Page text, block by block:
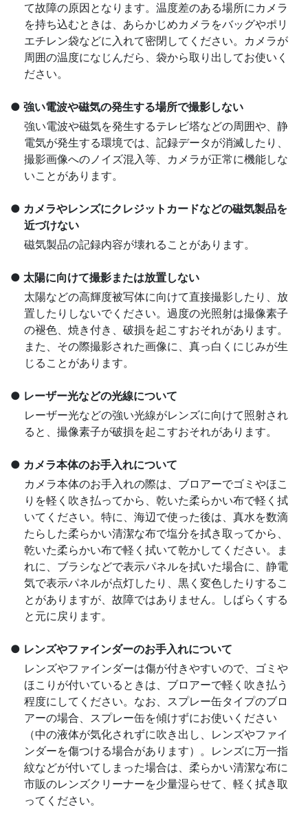
て故障の原因となります。温度差のある場所にカメラ
を持ち込むときは、あらかじめカメラをバッグやポリ
エチレン袋などに入れて密閉してください。カメラが
周囲の温度になじんだら、袋から取り出してお使いく
ださい。
強い電波や磁気の発生する場所で撮影しない
強い電波や磁気を発生するテレビ塔などの周囲や、静
電気が発生する環境では、記録データが消滅したり、
撮影画像へのノイズ混入等、カメラが正常に機能しな
いことがあります。
カメラやレンズにクレジットカードなどの磁気製品を
近づけない
磁気製品の記録内容が壊れることがあります。
太陽に向けて撮影または放置しない
太陽などの高輝度被写体に向けて直接撮影したり、放
置したりしないでください。過度の光照射は撮像素子
の褪色、焼き付き、破損を起こすおそれがあります。
また、その際撮影された画像に、真っ白くにじみが生
じることがあります。
レーザー光などの光線について
レーザー光などの強い光線がレンズに向けて照射され
ると、撮像素子が破損を起こすおそれがあります。
カメラ本体のお手入れについて
カメラ本体のお手入れの際は、ブロアーでゴミやほこ
りを軽く吹き払ってから、乾いた柔らかい布で軽く拭
いてください。特に、海辺で使った後は、真水を数滴
たらした柔らかい清潔な布で塩分を拭き取ってから、
乾いた柔らかい布で軽く拭いて乾かしてください。ま
れに、ブラシなどで表示パネルを拭いた場合に、静電
気で表示パネルが点灯したり、黒く変色したりするこ
とがありますが、故障ではありません。しばらくする
と元に戻ります。
レンズやファインダーのお手入れについて
レンズやファインダーは傷が付きやすいので、ゴミや
ほこりが付いているときは、ブロアーで軽く吹き払う
程度にしてください。なお、スプレー缶タイプのブロ
アーの場合、スプレー缶を傾けずにお使いください
（中の液体が気化されずに吹き出し、レンズやファイ
ンダーを傷つける場合があります）。レンズに万一指
紋などが付いてしまった場合は、柔らかい清潔な布に
市販のレンズクリーナーを少量湿らせて、軽く拭き取
ってください。